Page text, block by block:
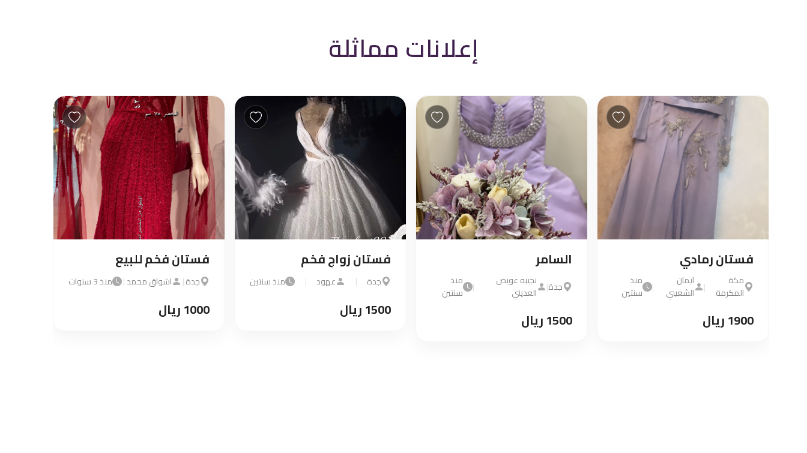
إعلانات مماثلة
فستان فخم للبيع
جدة| اشواق محمد| منذ 3 سنوات
1000 ريال
فستان زواج فخم
جدة | عهود | منذ سنتين
1500 ريال
السامر
جدة|
نجيبه عويض
العديني
|
منذ
سنتين
1500 ريال
فستان رمادي
مكة
المكرمة
|
ايمان
الشعيبي
|
منذ
سنتين
1900 ريال